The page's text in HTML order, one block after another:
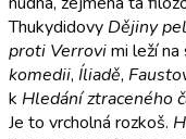
Thukydidovy Dějiny
proti Verrovimi leží
komedii, Íliadě,
k Hledání ztraceného
Je to vrcholná rozkoš.